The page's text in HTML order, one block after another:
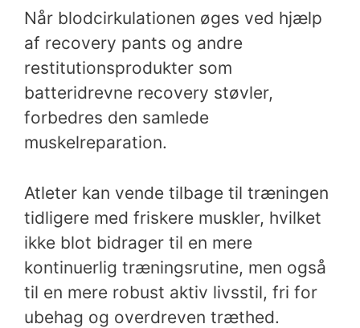
Når blodcirkulationen øges ved hjælp
af recovery pants og andre
restitutionsprodukter som
batteridrevne recovery støvler,
forbedres den samlede
muskelreparation.
Atleter kan vende tilbage til træningen
tidligere med friskere muskler, hvilket
ikke blot bidrager til en mere
kontinuerlig træningsrutine, men også
til en mere robust aktiv livsstil, fri for
ubehag og overdreven træthed.